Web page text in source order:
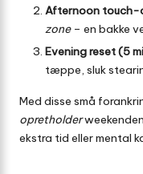
Afternoon touch-
zone– en bakke
Evening reset (5
tæppe, sluk
Med disse små
opretholder
ekstra tid eller mental